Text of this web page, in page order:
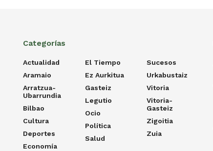
Categorías
Actualidad
Aramaio
Arratzua-
Ubarrundia
Bilbao
Cultura
Deportes
Economía
El Tiempo
Ez Aurkitua
Gasteiz
Legutio
Ocio
Política
Salud
Sucesos
Urkabustaiz
Vitoria
Vitoria-
Gasteiz
Zigoitia
Zuia